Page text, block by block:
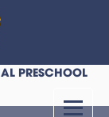
PRESCHOOL